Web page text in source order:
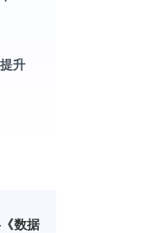
升
数据